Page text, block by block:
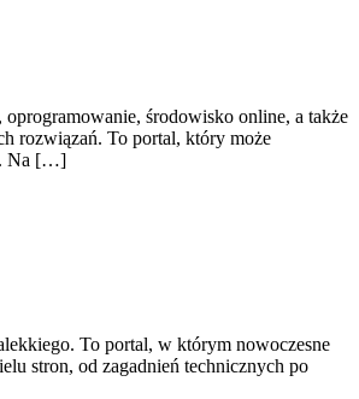
środowisko online, a także
rozwiązań. To portal, który może
Na […]
To portal, w którym nowoczesne
stron, od zagadnień technicznych po